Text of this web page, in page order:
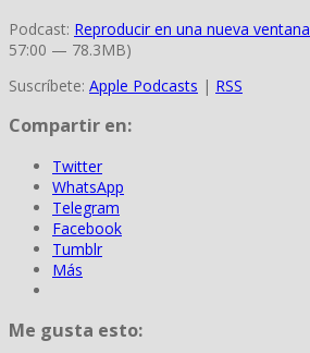
Podcast: Reproducir en una nueva ventana
57:00 — 78.3MB)
Suscríbete: Apple Podcasts | RSS
Compartir en:
Twitter
WhatsApp
Telegram
Facebook
Tumblr
Más
Me gusta esto: